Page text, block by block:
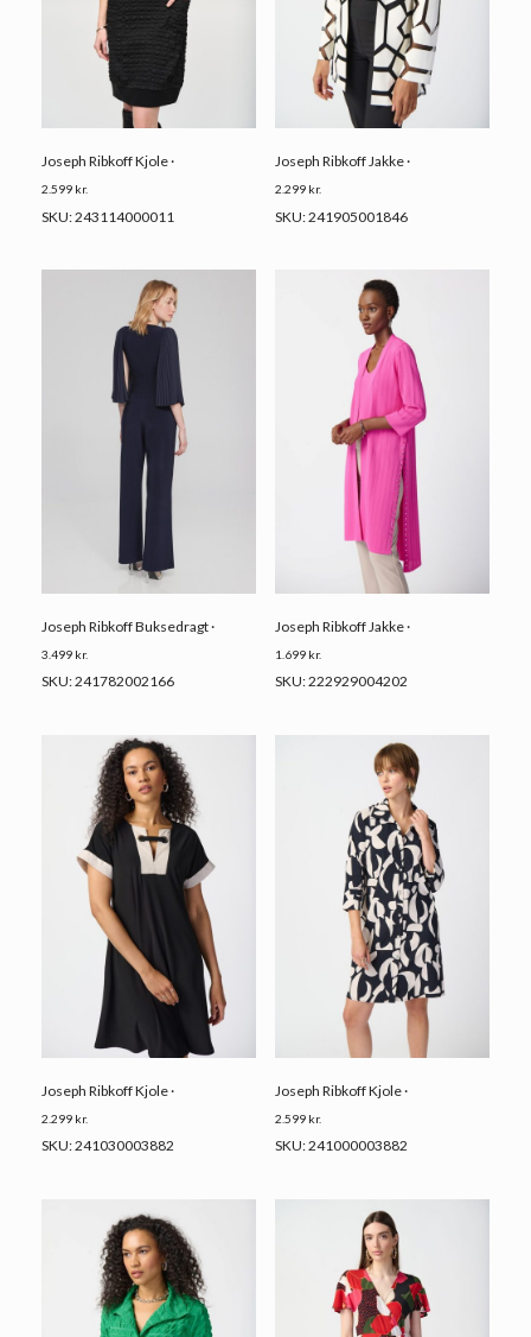
Joseph Ribkoff Kjole ·
2.599 kr.
SKU: 243114000011
Joseph Ribkoff Jakke ·
2.299 kr.
SKU: 241905001846
Joseph Ribkoff Buksedragt ·
3.499 kr.
SKU: 241782002166
Joseph Ribkoff Jakke ·
1.699 kr.
SKU: 222929004202
Joseph Ribkoff Kjole ·
2.299 kr.
SKU: 241030003882
Joseph Ribkoff Kjole ·
2.599 kr.
SKU: 241000003882